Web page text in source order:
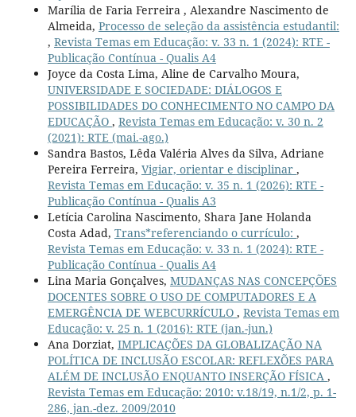
Marília de Faria Ferreira , Alexandre Nascimento de
Almeida, Processo de seleção da assistência estudantil:
, Revista Temas em Educação: v. 33 n. 1 (2024): RTE -
Publicação Contínua - Qualis A4
Joyce da Costa Lima, Aline de Carvalho Moura,
UNIVERSIDADE E SOCIEDADE: DIÁLOGOS E
POSSIBILIDADES DO CONHECIMENTO NO CAMPO DA
EDUCAÇÃO , Revista Temas em Educação: v. 30 n. 2
(2021): RTE (mai.-ago.)
Sandra Bastos, Lêda Valéria Alves da Silva, Adriane
Pereira Ferreira, Vigiar, orientar e disciplinar ,
Revista Temas em Educação: v. 35 n. 1 (2026): RTE -
Publicação Contínua - Qualis A3
Letícia Carolina Nascimento, Shara Jane Holanda
Costa Adad, Trans*referenciando o currículo: ,
Revista Temas em Educação: v. 33 n. 1 (2024): RTE -
Publicação Contínua - Qualis A4
Lina Maria Gonçalves, MUDANÇAS NAS CONCEPÇÕES
DOCENTES SOBRE O USO DE COMPUTADORES E A
EMERGÊNCIA DE WEBCURRÍCULO , Revista Temas em
Educação: v. 25 n. 1 (2016): RTE (jan.-jun.)
Ana Dorziat, IMPLICAÇÕES DA GLOBALIZAÇÃO NA
POLÍTICA DE INCLUSÃO ESCOLAR: REFLEXÕES PARA
ALÉM DE INCLUSÃO ENQUANTO INSERÇÃO FÍSICA ,
Revista Temas em Educação: 2010: v.18/19, n.1/2, p. 1-
286, jan.-dez. 2009/2010